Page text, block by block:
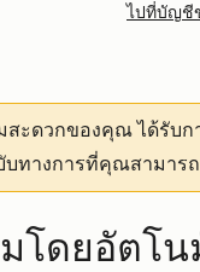
ไปที่บัญชี
สะดวกของคุณได้รับ
ทางการที่คุณสามา
โดยอัตโ